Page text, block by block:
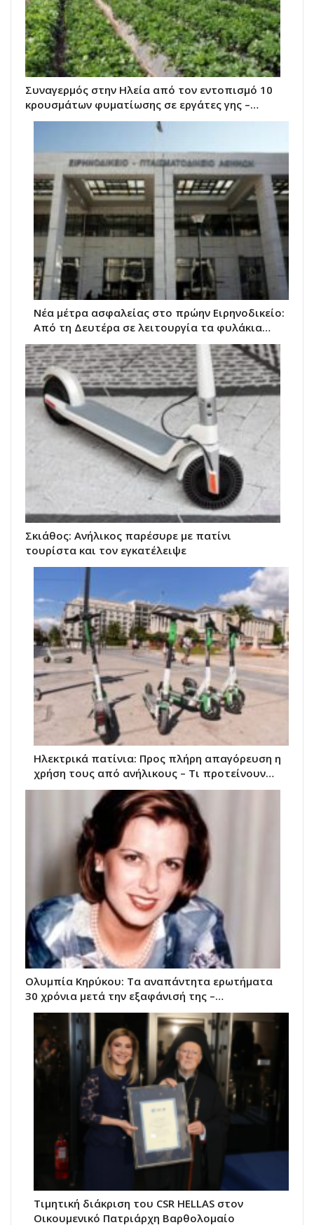
Συναγερμός στην Ηλεία από τον εντοπισμό 10
κρουσμάτων φυματίωσης σε εργάτες γης –…
Νέα μέτρα ασφαλείας στο πρώην Ειρηνοδικείο:
Από τη Δευτέρα σε λειτουργία τα φυλάκια…
Σκιάθος: Ανήλικος παρέσυρε με πατίνι
τουρίστα και τον εγκατέλειψε
Ηλεκτρικά πατίνια: Προς πλήρη απαγόρευση η
χρήση τους από ανήλικους – Τι προτείνουν…
Ολυμπία Κηρύκου: Τα αναπάντητα ερωτήματα
30 χρόνια μετά την εξαφάνισή της –…
Τιμητική διάκριση του CSR HELLAS στον
Οικουμενικό Πατριάρχη Βαρθολομαίο